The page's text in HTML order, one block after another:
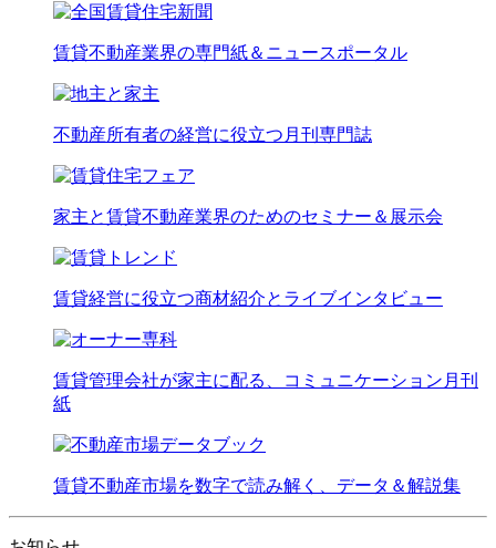
賃貸不動産業界の専門紙＆ニュースポータル
不動産所有者の経営に役立つ月刊専門誌
家主と賃貸不動産業界のためのセミナー＆展示会
賃貸経営に役立つ商材紹介とライブインタビュー
賃貸管理会社が家主に配る、コミュニケーション月刊
紙
賃貸不動産市場を数字で読み解く、データ＆解説集